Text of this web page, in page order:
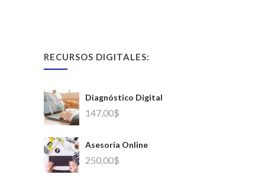
RECURSOS DIGITALES:
Diagnóstico Digital
147,00$
Asesoría Online
250,00$